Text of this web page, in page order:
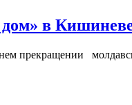
в
прекращении